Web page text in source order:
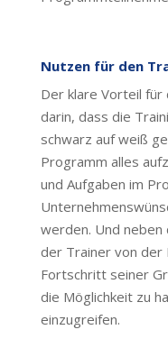
Nutzen für den
Der klare Vorteil
darin, dass die
schwarz auf weiß
Programm alles
und Aufgaben im
werden. Und
der Trainer von der
Fortschritt seiner
die Möglichkeit zu
einzugreifen.